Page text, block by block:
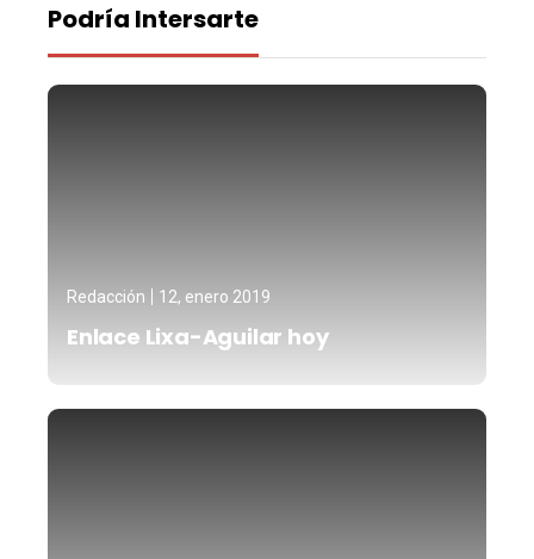
Podría Intersarte
Redacción 12, enero 2019
Enlace Lixa-Aguilar hoy